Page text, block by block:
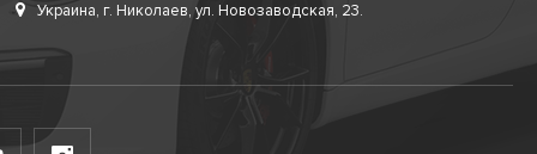
Украина, г. Николаев, ул. Новозаводская, 23.